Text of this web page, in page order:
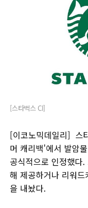
[스타벅스 CI]
[이코노믹데일리] 스
머 캐리백'에서 발암
공식적으로 인정했다
해 제공하거나 리워
을 내놨다.